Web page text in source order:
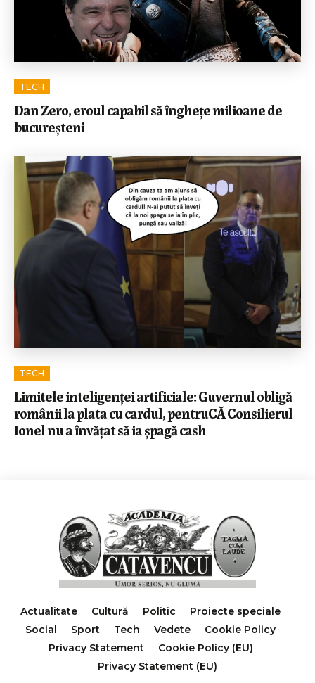
TECH
Dan Zero, eroul capabil să înghețe milioane de
bucureșteni
TECH
Limitele inteligenței artificiale: Guvernul obligă
românii la plata cu cardul, pentruCĂ Consilierul
Ionel nu a învățat să ia șpagă cash
Actualitate Cultură Politic
Proiecte speciale
Social
Sport Tech Vedete
Cookie Policy
Privacy Statement
Cookie Policy (EU)
Privacy Statement (EU)